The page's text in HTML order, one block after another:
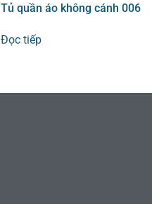
Tủ quần áo không cánh 006
Đọc tiếp